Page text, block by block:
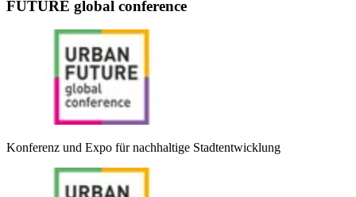
FUTURE global conference
Konferenz und Expo für nachhaltige Stadtentwicklung